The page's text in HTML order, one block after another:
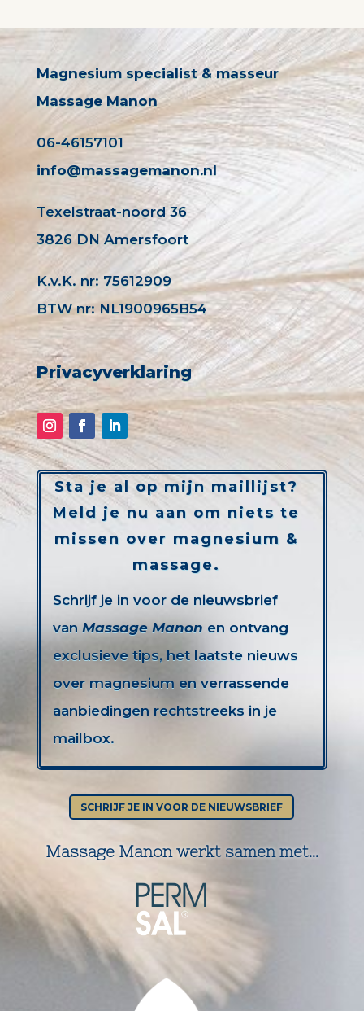
Magnesium specialist & masseur
Massage Manon
06-46157101
info@massagemanon.nl
Texelstraat-noord 36
3826 DN Amersfoort
K.v.K. nr: 75612909
BTW nr: NL1900965B54
Privacyverklaring
Sta je al op mijn maillijst?
Meld je nu aan om niets te
missen over magnesium &
massage.
Schrijf je in voor de nieuwsbrief
van Massage Manon en ontvang
exclusieve tips, het laatste nieuws
over magnesium en verrassende
aanbiedingen rechtstreeks in je
mailbox.
SCHRIJF JE IN VOOR DE NIEUWSBRIEF
Massage Manon werkt samen met...